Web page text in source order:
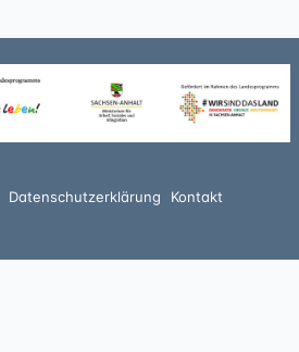
Datenschutzerklärung Kontakt